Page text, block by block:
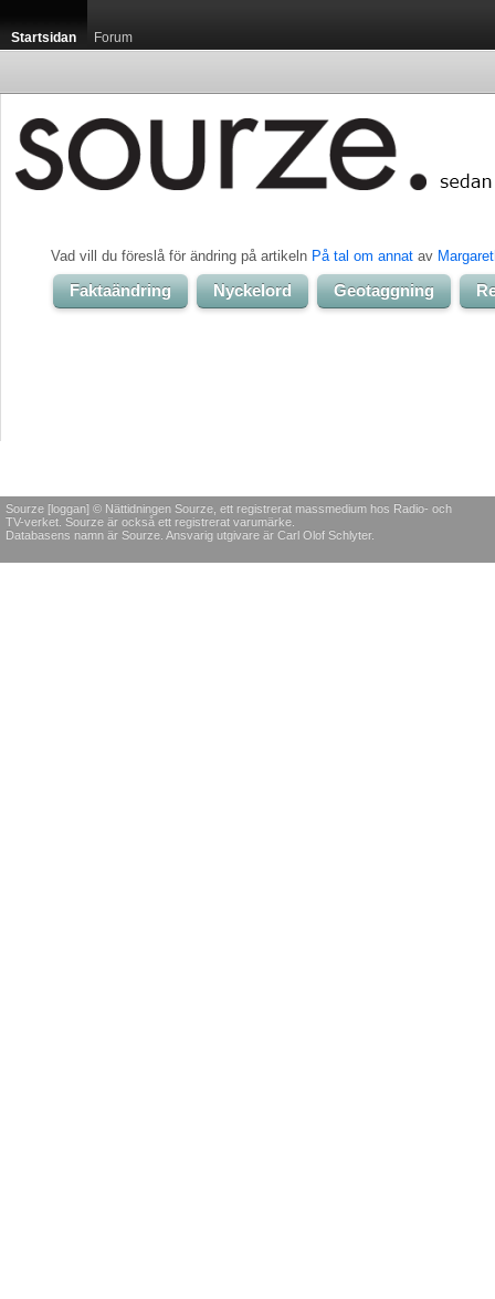
Startsidan Forum
Vad vill du föreslå för ändring på artikeln På tal om annat av
Faktaändring Nyckelord Geotaggning
Sourze [loggan] © Nättidningen Sourze, ett registrerat massmedium hos Radio- och
TV-verket. Sourze är också ett registrerat varumärke.
Databasens namn är Sourze. Ansvarig utgivare är Carl Olof Schlyter.